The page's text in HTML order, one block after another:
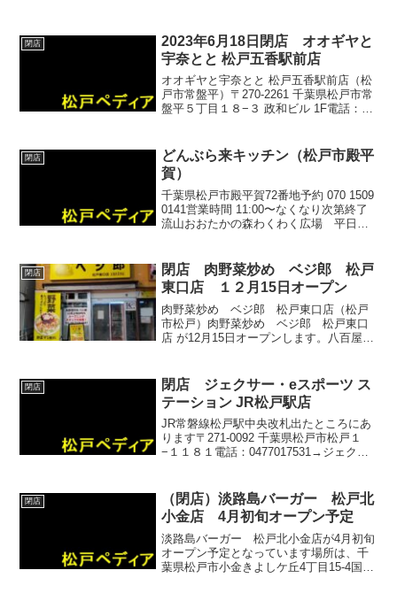
閉店
2023年6月18日閉店 オオギヤと
宇奈とと 松戸五香駅前店
オオギヤと宇奈とと 松戸五香駅前店（松
戸市常盤平）〒270-2261 千葉県松戸市常
盤平５丁目１８−３ 政和ビル 1F電話：
閉店
どんぶら来キッチン（松戸市殿平
賀）
千葉県松戸市殿平賀72番地予約 070 1509
0141営業時間 11:00〜なくなり次第終了
流山おおたかの森わくわく広場 平日
がやってる弁当屋さん移転先...
閉店
閉店 肉野菜炒め ベジ郎 松戸
東口店 １２月15日オープン
肉野菜炒め ベジ郎 松戸東口店（松戸
市松戸）肉野菜炒め ベジ郎 松戸東口
店 が12月15日オープンします。八百屋さ
炒め ベジ郎 ツイッター→フランチャ
イズ加盟店募集ペー...
閉店
閉店 ジェクサー・eスポーツ ス
テーション JR松戸駅店
JR常磐線松戸駅中央改札出たところにあ
ります〒271-0092 千葉県松戸市松戸１
−１１８１電話：0477017531→ジェクサ
閉店
（閉店）淡路島バーガー 松戸北
小金店 4月初旬オープン予定
淡路島バーガー 松戸北小金店が4月初旬
オープン予定となっています場所は、千
葉県松戸市小金きよしケ丘4丁目15-4国道